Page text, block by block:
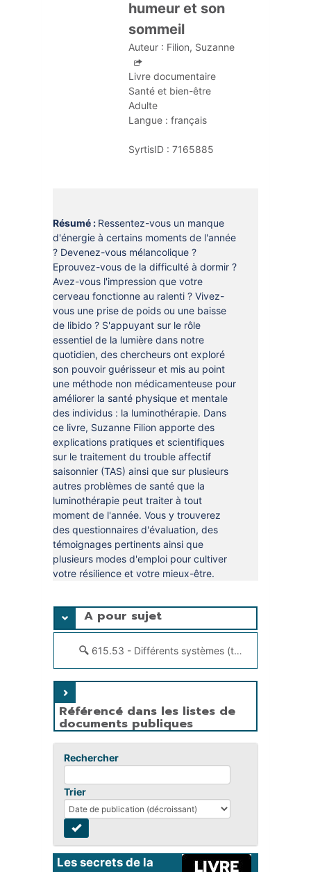
CRÉATHÈQUE
JOUER EN BIBLIOTHÈQUES
MAO - MUSIQUE ASSISTÉE PAR
PORTAGE À DOMICILE
BOÎTES DE RETOUR 24H/24
PROLONGER - RÉSERVER
EN CAS DE RETARD
MON COMPTE LECTEUR
POUR LES PROS
humeur et son
sommeil
Auteur : Filion, Suzanne
Livre documentaire
Santé et bien-être
Adulte
Langue : français
SyrtisID : 7165885
Résumé : Ressentez-vous un manque
d'énergie à certains moments de l'année
? Devenez-vous mélancolique ?
Eprouvez-vous de la difficulté à dormir ?
Avez-vous l'impression que votre
cerveau fonctionne au ralenti ? Vivez-
vous une prise de poids ou une baisse
de libido ? S'appuyant sur le rôle
essentiel de la lumière dans notre
quotidien, des chercheurs ont exploré
son pouvoir guérisseur et mis au point
une méthode non médicamenteuse pour
améliorer la santé physique et mentale
des individus : la luminothérapie. Dans
ce livre, Suzanne Filion apporte des
explications pratiques et scientifiques
sur le traitement du trouble affectif
saisonnier (TAS) ainsi que sur plusieurs
autres problèmes de santé que la
luminothérapie peut traiter à tout
moment de l'année. Vous y trouverez
des questionnaires d'évaluation, des
témoignages pertinents ainsi que
plusieurs modes d'emploi pour cultiver
votre résilience et votre mieux-être.
A pour sujet
615.53 - Différents systèmes (thérapeutique)
Référencé dans les listes de
documents publiques
Rechercher
Trier
Les secrets de la